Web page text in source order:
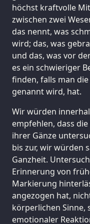
höchst kraftvolle
zwischen zwei
das nennt, was
wird; das, was
und das, was vor
es ein schwieriger
finden, falls man
genannt wird, hat.
Wir würden
empfehlen, dass
ihrer Gänze
bis zur, wir würden
Ganzheit.
Erinnerung von
Markierung
angezogen hat,
körperlichen Sinne,
emotionaler